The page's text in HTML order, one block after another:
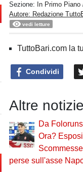
Sezione: In Primo Piano
Autore: Redazione
vedi letture
TuttoBari.com la
Condividi
Altre
Da
Ora?
perse sull'asse